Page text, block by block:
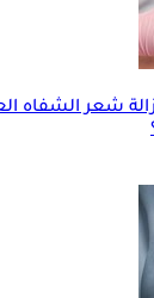
شعر الشفاه